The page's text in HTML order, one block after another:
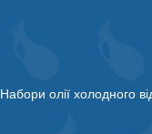
Набори олії холодного